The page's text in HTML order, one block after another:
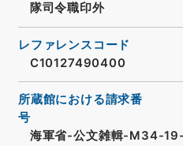
隊司令職印外
レファレンスコード
C10127490400
所蔵館における請求番
号
海軍省-公文雑輯-M34-